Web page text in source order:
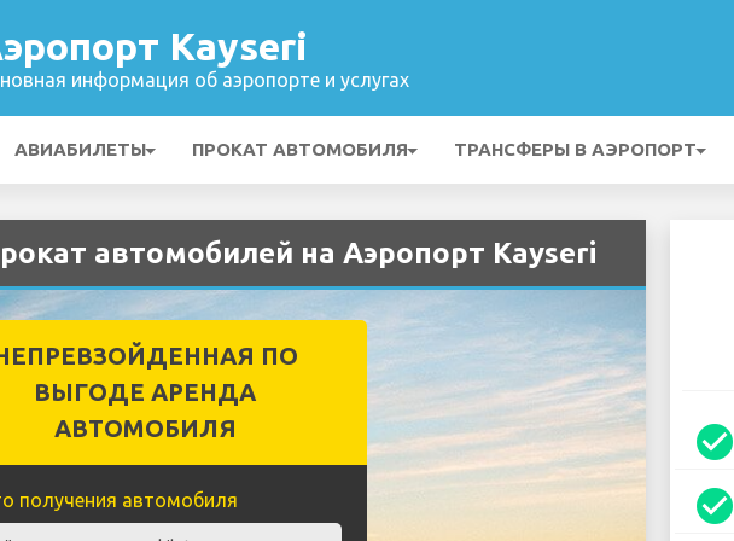
Kayseri
информация об аэропорте и услугах
АВИАБИЛЕТЫ ПРОКАТ АВТОМОБИЛЯ ТРАНСФЕРЫ В АЭРОПОРТ
автомобилей на Аэропорт Kayseri
ПО
ВЫГОДЕ АРЕНДА
АВТОМОБИЛЯ
получения автомобиля
check_circle
check_circle